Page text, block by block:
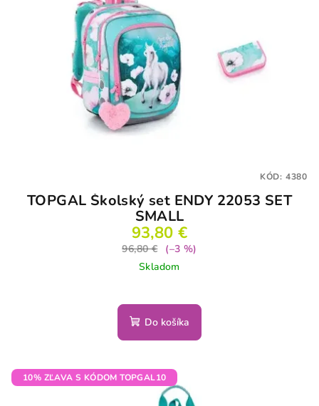
TOPGAL Školský set ENDY 22053 SET
SMALL
93,80 €
96,80 €
(–3 %)
Skladom
Do košíka
KÓD: 4380
10% ZĽAVA S KÓDOM TOPGAL10